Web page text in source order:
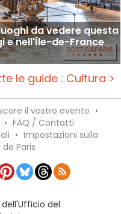
da vedere questa
e nell'Île-de-France
le guide : Cultura >
il vostro evento •
• FAQ / Contatti
• Impostazioni sulla
de Paris
del